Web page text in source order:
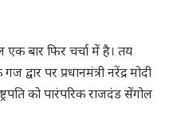
बार फिर चर्चा में है। तय
पर प्रधानमंत्री नरेंद्र मोदी
को पारंपरिक राजदंड सेंगोल